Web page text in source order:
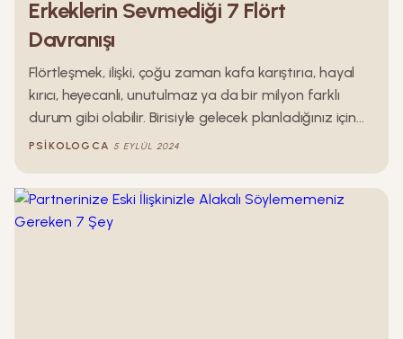
Erkeklerin Sevmediği 7 Flört
Davranışı
Flörtleşmek, ilişki, çoğu zaman kafa karıştırıcı, hayal
kırıcı, heyecanlı, unutulmaz ya da bir milyon farklı
durum gibi olabilir. Birisiyle gelecek planladığınız için
flört etmeniz, sadece eğlence amaçlı flört etmeniz
flört etmeniz, flörtünüzün size nasıl tepki
verebileceğini değiştirecektir. Kadınların flört olarak
yaptıkları ancak erkeklerin hoşlanmadıkları birçok
PSIKOLOGCA 5 EYLÜL 2024